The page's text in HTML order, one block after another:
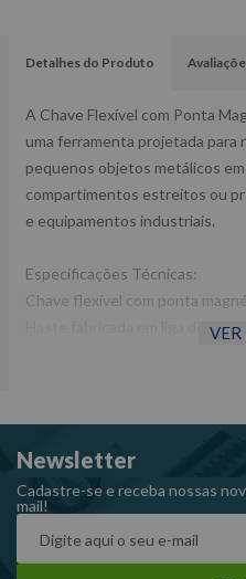
Detalhes do Produto
A Chave Flexível com Ponta
uma ferramenta projetada para
pequenos objetos metálicos
compartimentos estreitos ou
e equipamentos industriais.
Especificações Técnicas:
Chave flexível com ponta
Haste fabricada em liga de aço e
Peso:181g
Ref:212418
Garantia: 1 ano
Fabricante: KING TONY
-Imagens meramente
VER
Newsletter
Cadastre-se e receba nossas
mail!